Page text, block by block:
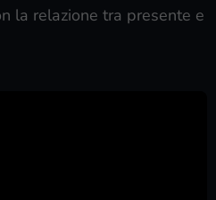
la relazione tra presente e